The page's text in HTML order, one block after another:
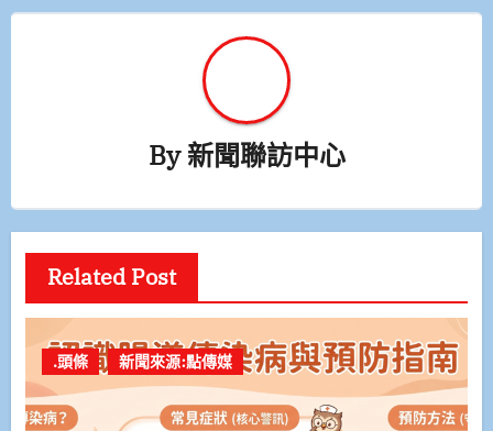
By新聞聯訪中心
Related Post
.頭條 新聞來源:點傳媒